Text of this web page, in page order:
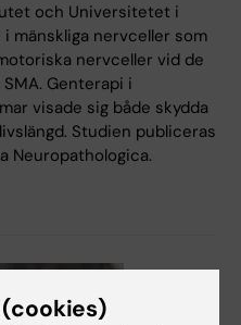
och Universitetet i
mänskliga nervceller som
nervceller vid de
Genterapi i
visade sig både skydda
Studien publiceras
Neuropathologica.